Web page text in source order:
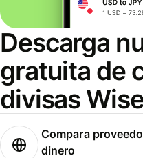
Descarga
gratuita de
divisas
Compara
dinero